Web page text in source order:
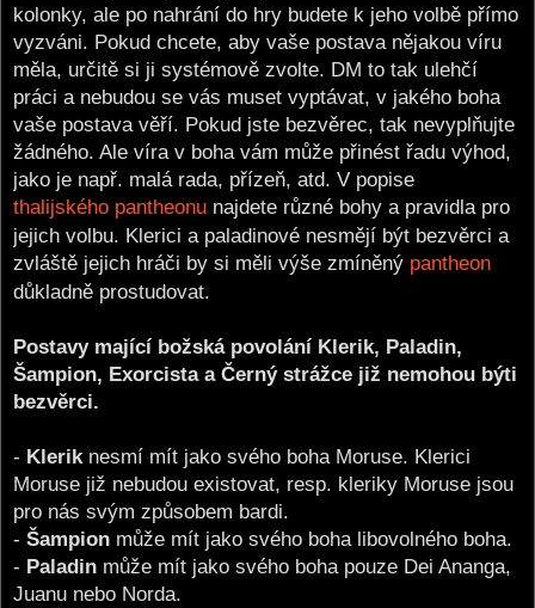
kolonky, ale po nahrání do hry budete k jeho volbě přímo
vyzváni. Pokud chcete, aby vaše postava nějakou víru
měla, určitě si ji systémově zvolte. DM to tak ulehčí
práci a nebudou se vás muset vyptávat, v jakého boha
vaše postava věří. Pokud jste bezvěrec, tak nevyplňujte
žádného. Ale víra v boha vám může přinést řadu výhod,
jako je např. malá rada, přízeň, atd. V popise
thalijského pantheonu najdete různé bohy a pravidla pro
jejich volbu. Klerici a paladinové nesmějí být bezvěrci a
zvláště jejich hráči by si měli výše zmíněný pantheon
důkladně prostudovat.
Postavy mající božská povolání Klerik, Paladin,
Šampion, Exorcista a Černý strážce již nemohou býti
bezvěrci.
- Klerik nesmí mít jako svého boha Moruse. Klerici
Moruse již nebudou existovat, resp. kleriky Moruse jsou
pro nás svým způsobem bardi.
- Šampion může mít jako svého boha libovolného boha.
- Paladin může mít jako svého boha pouze Dei Ananga,
Juanu nebo Norda.